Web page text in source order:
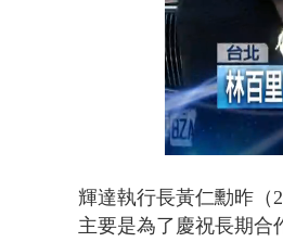
輝達執行長黃仁勳昨（
主要是為了慶祝長期合